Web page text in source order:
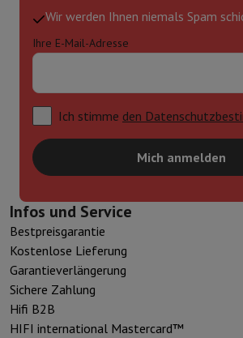
Wir werden Ihnen niemals Spam
Ihre E-Mail-Adresse
Ich stimme den
Mich anmelden
Infos und Service
Bestpreisgarantie
Kostenlose Lieferung
Garantieverlängerung
Sichere Zahlung
Hifi B2B
HIFI international Mastercard™